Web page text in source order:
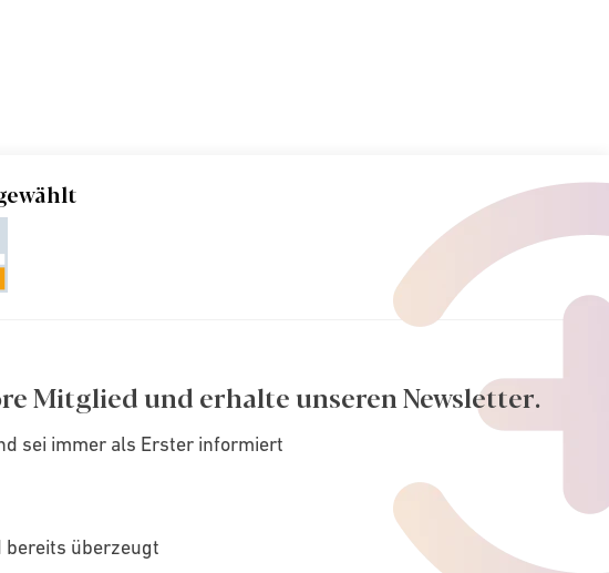
Mitglied und erhalte unseren Newsletter.
sei immer als Erster informiert
bereits überzeugt